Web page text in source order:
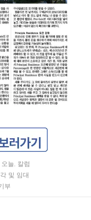
늘 칼럼
및 임대
부